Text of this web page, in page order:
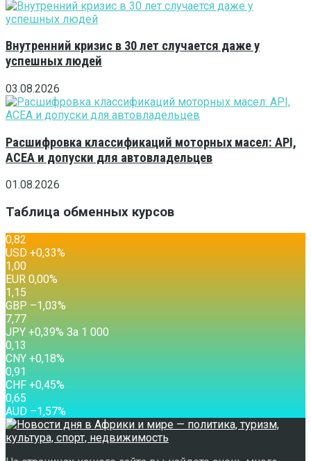
Внутренний кризис в 30 лет случается даже у
успешных людей
03.08.2026
Расшифровка классификаций моторных масел: API,
ACEA и допуски для автовладельцев
01.08.2026
Таблица обменных курсов
0,82
USD +0,33%
1,00
EUR 0,00%
1,15
GBP –1,03%
7,77
JPY +0,39% За 1 000
0,13
CNY +0,18%
0,91
CHF +0,45%
0,65
AUD –1,57%